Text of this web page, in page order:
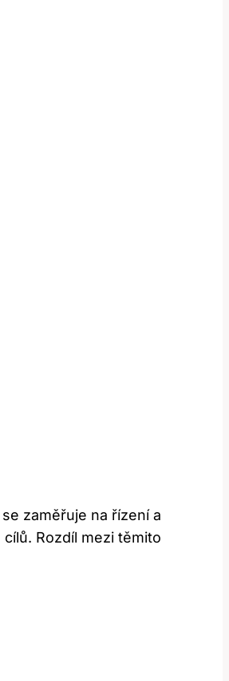
zaměřuje na řízení a
Rozdíl mezi těmito